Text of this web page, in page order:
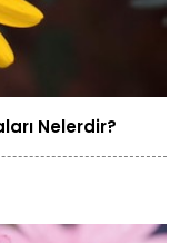
Nelerdir?